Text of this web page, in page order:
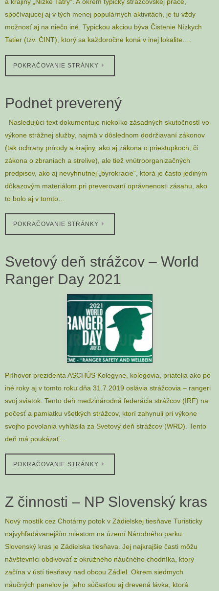
a krajiny „Nízke Tatry“. A okrem typicky strážcovskej práce,
spočívajúcej aj v tých menej populárnych aktivitách, je tu vždy
možnosť aj na niečo iné. Typickou akciou býva Čistenie Nízkych
Tatier (tzv. ČINT), ktorý sa každoročne koná v inej lokalite….
POKRAČOVANIE STRÁNKY
Podnet preverený
Nasledujúci text dokumentuje niekoľko zásadných skutočností vo
výkone strážnej služby, najmä v dôslednom dodržiavaní zákonov
(tak ochrany prírody a krajiny, ako aj zákona o priestupkoch, či
zákona o zbraniach a strelive), ale tiež vnútroorganizačných
predpisov, ako aj nevyhnutnej „byrokracie“, ktorá je často jediným
dôkazovým materiálom pri preverovaní oprávnenosti zásahu, ako
to bolo aj v tomto…
POKRAČOVANIE STRÁNKY
Svetový deň strážcov – World
Ranger Day 2021
Príhovor prezidenta ASCHÚS Kolegyne, kolegovia, priatelia ako po
iné roky aj v tomto roku dňa 31.7.2019 oslávia strážcovia – rangeri
svoj sviatok. Tento deň medzinárodná federácia strážcov (IRF) na
počesť a pamiatku všetkých strážcov, ktorí zahynuli pri výkone
svojho povolania vyhlásila za Svetový deň strážcov (WRD). Tento
deň má poukázať…
POKRAČOVANIE STRÁNKY
Z činnosti – NP Slovenský kras
Nový mostík cez Chotárny potok v Zádielskej tiesňave Turisticky
najvyhľadávanejším miestom na území Národného parku
Slovenský kras je Zádielska tiesňava. Jej najkrajšie časti môžu
návštevníci obdivovať z okružného náučného chodníka, ktorý
začína v ústí tiesňavy nad obcou Zádiel. Okrem siedmych
náučných panelov je jeho súčasťou aj drevená lávka, ktorá